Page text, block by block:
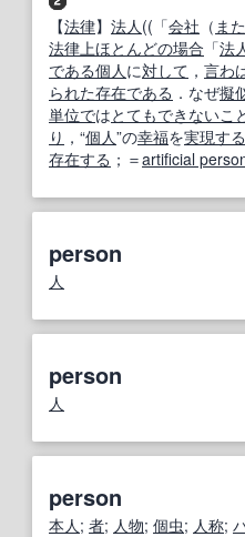
【法律】 法人 ((「会社 （ ま
法律上ほとんどの場合 「法
である個人 に対して ， 言わ
られた存在である ．なぜ擬
単位ではとてもできないこ
り ，“個人”の幸福を実現する
存在する ；＝artificial
person
人
person
人
person
本人 ; 者; 人物; 個虫; 人称;